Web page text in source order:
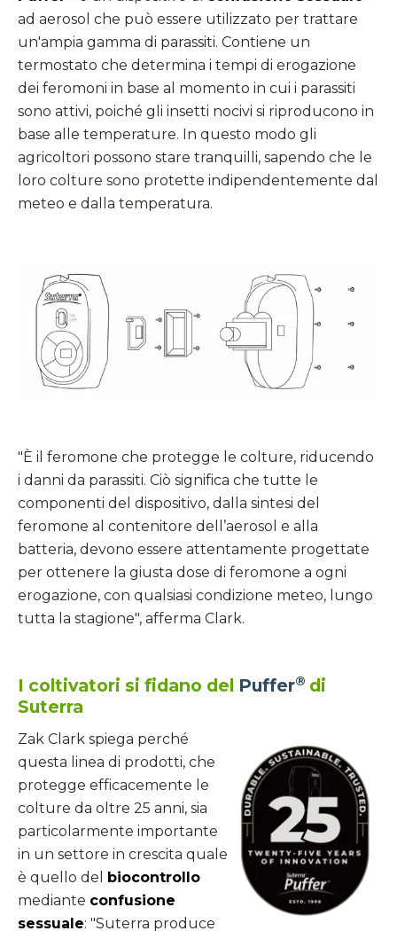
ad aerosol che può essere utilizzato per trattare
un'ampia gamma di parassiti. Contiene un
termostato che determina i tempi di erogazione
dei feromoni in base al momento in cui i parassiti
sono attivi, poiché gli insetti nocivi si riproducono in
base alle temperature. In questo modo gli
agricoltori possono stare tranquilli, sapendo che le
loro colture sono protette indipendentemente dal
meteo e dalla temperatura.
"È il feromone che protegge le colture, riducendo
i danni da parassiti. Ciò significa che tutte le
componenti del dispositivo, dalla sintesi del
feromone al contenitore dell’aerosol e alla
batteria, devono essere attentamente progettate
per ottenere la giusta dose di feromone a ogni
erogazione, con qualsiasi condizione meteo, lungo
tutta la stagione", afferma Clark.
I coltivatori si fidano del Puffer® di
Suterra
Zak Clark spiega perché
questa linea di prodotti, che
protegge efficacemente le
colture da oltre 25 anni, sia
particolarmente importante
in un settore in crescita quale
è quello del biocontrollo
mediante confusione
sessuale: "Suterra produce